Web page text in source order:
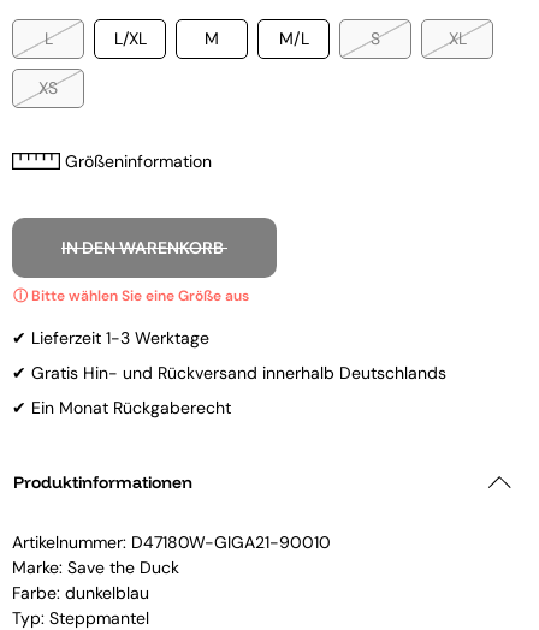
L L/XL M M/L S XL
XS
Größeninformation
IN DEN WARENKORB
✔ Lieferzeit 1-3 Werktage
✔ Gratis Hin- und Rückversand innerhalb Deutschlands
✔ Ein Monat Rückgaberecht
Produktinformationen
Artikelnummer: D47180W-GIGA21-90010
Marke: Save the Duck
Farbe: dunkelblau
Typ: Steppmantel